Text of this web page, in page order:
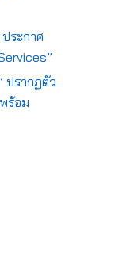
ระกาศ
ปรากฏตัว
ร้อม